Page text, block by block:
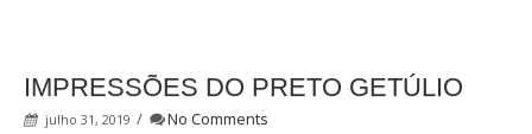
IMPRESSÕES DO PRETO GETÚLIO
julho 31, 2019 /
No Comments